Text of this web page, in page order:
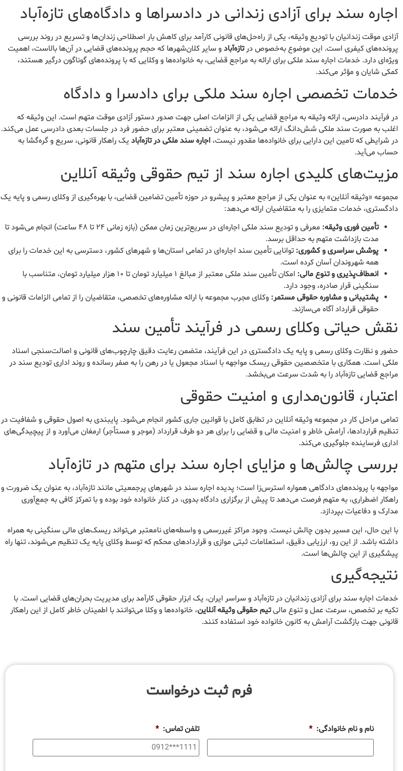
اجاره سند برای آزادی زندانی در دادسراها و دادگاه‌های تازه‌آباد
آزادی موقت زندانیان با تودیع وثیقه، یکی از راه‌حل‌های قانونی کارآمد برای کاهش بار اصطلاحی زندان‌ها و تسریع در روند بررسی
پرونده‌های کیفری است. این موضوع به‌خصوص درتازه‌آبادو سایر کلان‌شهرها که حجم پرونده‌های قضایی در آن‌ها بالاست، اهمیت
ویژه‌ای دارد. خدمات اجاره سند ملکی برای ارائه به مراجع قضایی، به خانواده‌ها و وکلایی که با پرونده‌های گوناگون درگیر هستند،
کمکی شایان و مؤثر می‌کند.
خدمات تخصصی اجاره سند ملکی برای دادسرا و دادگاه
در فرآیند دادرسی، ارائه وثیقه به مراجع قضایی یکی از الزامات اصلی جهت صدور دستور آزادی موقت متهم است. این وثیقه که
اغلب به صورت سند ملکی شش‌دانگ ارائه می‌شود، به عنوان تضمینی معتبر برای حضور فرد در جلسات بعدی دادرسی عمل می‌کند.
در شرایطی که تامین این دارایی برای خانواده‌ها مقدور نیست، اجاره سند ملکی در تازه‌آباد یک راهکار قانونی، سریع و گره‌گشا به
حساب می‌آید.
مزیت‌های کلیدی اجاره سند از تیم حقوقی وثیقه آنلاین
مجموعه «وثیقه آنلاین» به عنوان یکی از مراجع معتبر و پیشرو در حوزه تأمین تضامین قضایی، با بهره‌گیری از وکلای رسمی و پایه یک
دادگستری، خدمات متمایزی را به متقاضیان ارائه می‌دهد:
تأمین فوری وثیقه:
معرفی و تودیع سند ملکی اجاره‌ای در سریع‌ترین زمان ممکن (بازه زمانی ۲۴ تا ۴۸ ساعت) انجام می‌شود تا
مدت بازداشت متهم به حداقل برسد.
پوشش سراسری و کشوری: توانایی تأمین سند اجاره‌ای در تمامی استان‌ها و شهرهای کشور، دسترسی به این خدمات را برای
همه شهروندان آسان کرده است.
انعطاف‌پذیری و تنوع مالی:
امکان تأمین سند ملکی معتبر از مبالغ ۱ میلیارد تومان تا ۱۰ هزار میلیارد تومان، متناسب با
سنگینی قرار صادره، وجود دارد.
پشتیبانی و مشاوره حقوقی مستمر: وکلای مجرب مجموعه با ارائه مشاوره‌های تخصصی، متقاضیان را از تمامی الزامات قانونی و
حقوقی قرارداد آگاه می‌سازند.
نقش حیاتی وکلای رسمی در فرآیند تأمین سند
حضور و نظارت وکلای رسمی و پایه یک دادگستری در این فرآیند، متضمن رعایت دقیق چارچوب‌های قانونی و اصالت‌سنجی اسناد
ملکی است. همکاری با متخصصین حقوقی ریسک مواجهه با اسناد مجعول یا در رهن را به صفر رسانده و روند اداری تودیع سند در
مراجع قضایی تازه‌آباد را به شدت سرعت می‌بخشد.
اعتبار، قانون‌مداری و امنیت حقوقی
تمامی مراحل کار در مجموعه وثیقه آنلاین در تطابق کامل با قوانین جاری کشور انجام می‌شود. پایبندی به اصول حقوقی و شفافیت در
تنظیم قراردادها، آرامش خاطر و امنیت مالی و قضایی را برای هر دو طرف قرارداد (موجر و مستأجر) ارمغان می‌آورد و از پیچیدگی‌های
اداری فرساینده جلوگیری می‌کند.
بررسی چالش‌ها و مزایای اجاره سند برای متهم در تازه‌آباد
مواجهه با پرونده‌های دادگاهی همواره استرس‌زا است؛ پدیده اجاره سند در شهرهای پرجمعیتی مانند تازه‌آباد، به عنوان یک ضرورت و
راهکار اضطراری، به متهم فرصت می‌دهد تا پیش از برگزاری دادگاه بدوی، در کنار خانواده خود بوده و با تمرکز کافی به جمع‌آوری
مدارک و دفاعیات بپردازد.
با این حال، این مسیر بدون چالش نیست. وجود مراکز غیررسمی و واسطه‌های نامعتبر می‌تواند ریسک‌های مالی سنگینی به همراه
داشته باشد. از این رو، ارزیابی دقیق، استعلامات ثبتی موازی و قراردادهای محکم که توسط وکلای پایه یک تنظیم می‌شوند، تنها راه
پیشگیری از این چالش‌ها است.
نتیجه‌گیری
خدمات اجاره سند برای آزادی زندانیان در تازه‌آباد و سراسر ایران، یک ابزار حقوقی کارآمد برای مدیریت بحران‌های قضایی است. با
تکیه بر تخصص، سرعت عمل و تنوع مالیتیم حقوقی وثیقه آنلاین، خانواده‌ها و وکلا می‌توانند با اطمینان خاطر کامل از این راهکار
قانونی جهت بازگشت آرامش به کانون خانواده خود استفاده کنند.
فرم ثبت درخواست
نام و نام خانوادگی: * تلفن تماس: *